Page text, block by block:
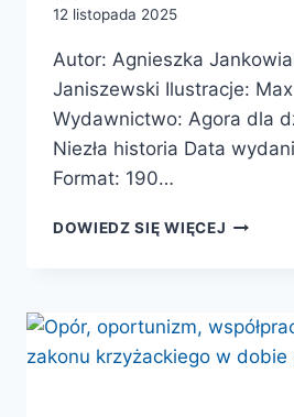
12 listopada 2025
Autor: Agnieszka
Janiszewski Ilustracje:
Wydawnictwo: Agora dla
Niezła historia Data
Format: 190…
DOWIEDZ SIĘ WIĘCEJ CZY
–